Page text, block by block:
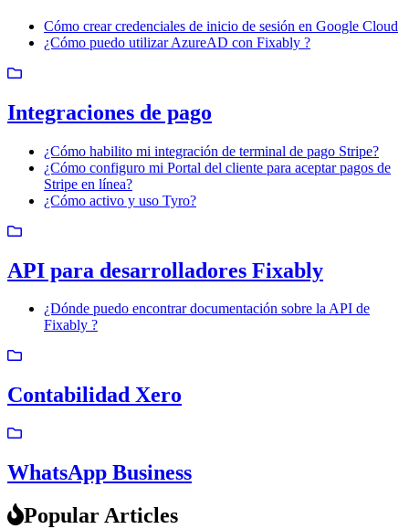
Cómo crear credenciales de inicio de sesión en Google Cloud
¿Cómo puedo utilizar AzureAD con Fixably ?
Integraciones de pago
¿Cómo habilito mi integración de terminal de pago Stripe?
¿Cómo configuro mi Portal del cliente para aceptar pagos de
Stripe en línea?
¿Cómo activo y uso Tyro?
API para desarrolladores Fixably
¿Dónde puedo encontrar documentación sobre la API de
Fixably ?
Contabilidad Xero
WhatsApp Business
Popular Articles